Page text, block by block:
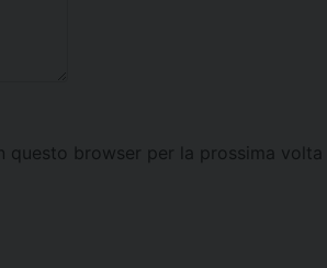
questo browser per la prossima